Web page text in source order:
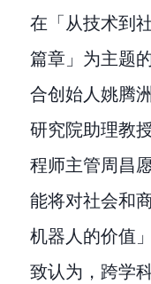
在「从技术到
篇章」为主题
合创始人姚腾
研究院助理教
程师主管周昌
能将对社会和
机器人的价值
致认为，跨学